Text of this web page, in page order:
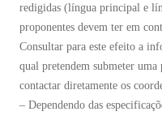
redigidas (língua principal e
proponentes devem ter em
Consultar para este efeito a
qual pretendem submeter
contactar diretamente os
– Dependendo das